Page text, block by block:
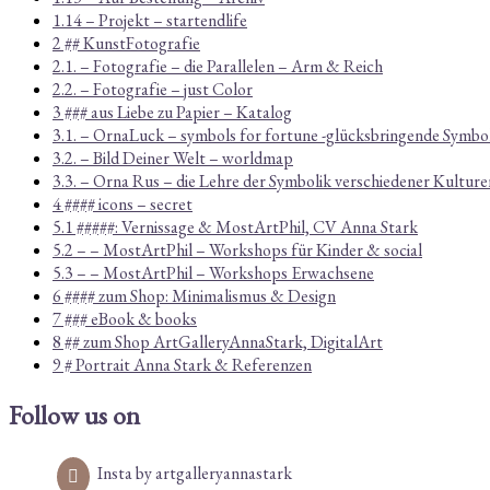
1.14 – Projekt – startendlife
2 ## KunstFotografie
2.1. – Fotografie – die Parallelen – Arm & Reich
2.2. – Fotografie – just Color
3 ### aus Liebe zu Papier – Katalog
3.1. – OrnaLuck – symbols for fortune -glücksbringende
3.2. – Bild Deiner Welt – worldmap
3.3. – Orna Rus – die Lehre der Symbolik verschiedener
4 #### icons – secret
5.1 #####: Vernissage & MostArtPhil, CV Anna Stark
5.2 – – MostArtPhil – Workshops für Kinder & social
5.3 – – MostArtPhil – Workshops Erwachsene
6 #### zum Shop: Minimalismus & Design
7 ### eBook & books
8 ## zum Shop ArtGalleryAnnaStark, DigitalArt
9 # Portrait Anna Stark & Referenzen
Follow us on
Insta by artgalleryannastark